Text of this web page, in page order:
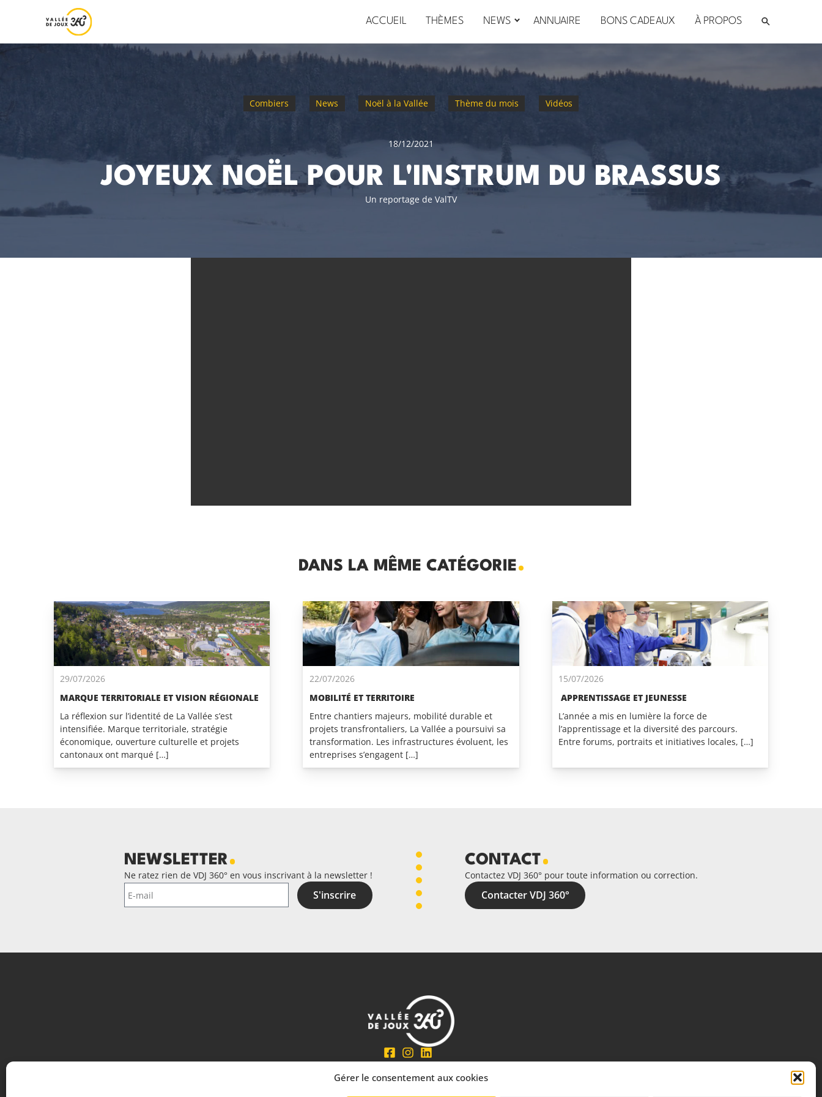
Gérer le consentement aux cookies
ACCUEIL THÈMES NEWS ANNUAIRE BONS CADEAUX À PROPOS
Combiers News Noël à la Vallée Thème du mois Vidéos
18/12/2021
JOYEUX NOËL POUR L'INSTRUM DU BRASSUS
Un reportage de ValTV
DANS LA MÊME CATÉGORIE
29/07/2026
MARQUE TERRITORIALE ET VISION RÉGIONALE
La réflexion sur l’identité de La Vallée s’est
intensifiée. Marque territoriale, stratégie
économique, ouverture culturelle et projets
cantonaux ont marqué […]
22/07/2026
MOBILITÉ ET TERRITOIRE
Entre chantiers majeurs, mobilité durable et
projets transfrontaliers, La Vallée a poursuivi sa
transformation. Les infrastructures évoluent, les
entreprises s’engagent […]
15/07/2026
APPRENTISSAGE ET JEUNESSE
L’année a mis en lumière la force de
l’apprentissage et la diversité des parcours.
Entre forums, portraits et initiatives locales, […]
NEWSLETTER
Ne ratez rien de VDJ 360° en vous inscrivant à la newsletter !
S'inscrire
CONTACT
Contactez VDJ 360° pour toute information ou correction.
Contacter VDJ 360°